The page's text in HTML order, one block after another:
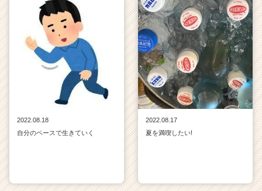
2022.08.18
自分のペースで生きていく
2022.08.17
夏を満喫したい!